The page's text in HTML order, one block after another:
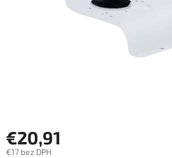
€20,91
€17 bez DPH